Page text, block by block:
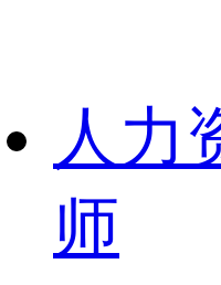
人力
师